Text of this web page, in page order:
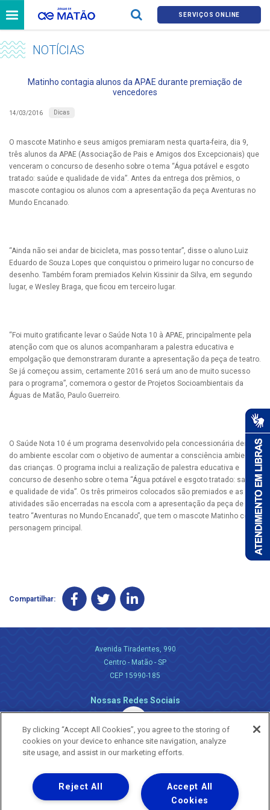
SERVIÇOS ONLINE
NOTÍCIAS
Matinho contagia alunos da APAE durante premiação de
vencedores
14/03/2016 Dicas
O mascote Matinho e seus amigos premiaram nesta quarta-feira, dia 9,
três alunos da APAE (Associação de Pais e Amigos dos Excepcionais) que
venceram o concurso de desenho sobre o tema “Água potável e esgoto
tratado: saúde e qualidade de vida”. Antes da entrega dos prêmios, o
mascote contagiou os alunos com a apresentação da peça Aventuras no
Mundo Encanado.
“Ainda não sei andar de bicicleta, mas posso tentar”, disse o aluno Luiz
Eduardo de Souza Lopes que conquistou o primeiro lugar no concurso de
desenho. Também foram premiados Kelvin Kissinir da Silva, em segundo
lugar, e Wesley Braga, que ficou em terceiro lugar.
“Foi muito gratificante levar o Saúde Nota 10 à APAE, principalmente pela
atenção com que os alunos acompanharam a palestra educativa e
empolgação que demonstraram durante a apresentação da peça de teatro.
Se já começou assim, certamente 2016 será um ano de muito sucesso
para o programa”, comemora o gestor de Projetos Socioambientais da
Águas de Matão, Paulo Guerreiro.
O Saúde Nota 10 é um programa desenvolvido pela concessionária dentro
do ambiente escolar com o objetivo de aumentar a consciência ambiental
das crianças. O programa inclui a realização de palestra educativa e
concurso de desenho sobre o tema “Água potável e esgoto tratado: saúde
e qualidade de vida”. Os três primeiros colocados são premiados e as
atividades são encerradas na escola com a apresentação da peça de
teatro “Aventuras no Mundo Encanado”, que tem o mascote Matinho como
personagem principal.
Compartilhar:
Avenida Tiradentes, 990
Centro - Matão - SP
CEP 15990-185
Nossas Redes Sociais
Uma empresa
Copyright ® 2026 - Todos os Direitos Reservados.
By clicking “Accept All Cookies”, you agree to the storing of
cookies on your device to enhance site navigation, analyze
site usage, and assist in our marketing efforts.
Accept All
Cookies
Reject All